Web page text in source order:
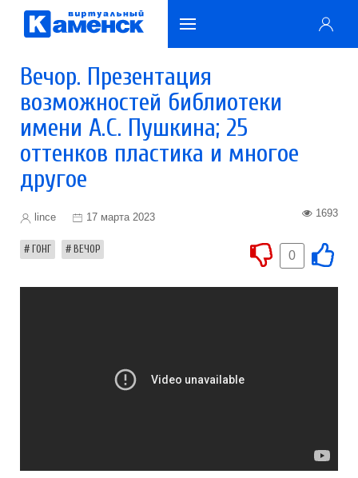
Вечор. Презентация
возможностей библиотеки
имени А.С. Пушкина; 25
оттенков пластика и многое
другое
lince 17 марта 2023 1693
ГОНГ ВЕЧОР 0